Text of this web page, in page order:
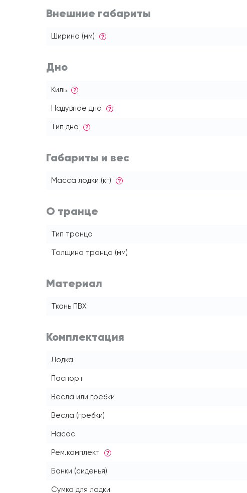
Внешние габариты
Ширина (мм) ?
Дно
Киль ?
Надувное дно ?
Тип дна ?
Габариты и вес
Масса лодки (кг) ?
О транце
Тип транца
Толщина транца (мм)
Материал
Ткань ПВХ
Комплектация
Лодка
Паспорт
Весла или гребки
Весла (гребки)
Насос
Рем.комплект ?
Банки (сиденья)
Сумка для лодки